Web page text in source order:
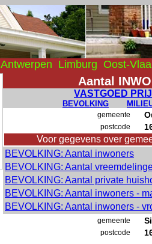
Antwerpen Limburg Oost-
Aantal
VASTGOED
BEVOLKING
gemeente
postcode
Voor gegevens over
BEVOLKING: Aantal inwoners
BEVOLKING: Aantal
BEVOLKING: Aantal private
BEVOLKING: Aantal inwoners -
BEVOLKING: Aantal inwoners -
gemeente
postcode